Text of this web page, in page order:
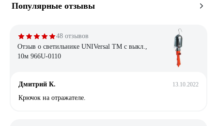
Популярные отзывы
48 отзывов
Отзыв о светильнике UNIVersal ТМ c выкл.,
10м 966U-0110
Дмитрий К. 13.10.2022
Крючок на отражателе.